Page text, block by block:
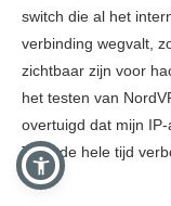
switch die al het
verbinding wegvalt,
zichtbaar zijn voor
het testen van
overtuigd dat mijn
Time de hele tijd